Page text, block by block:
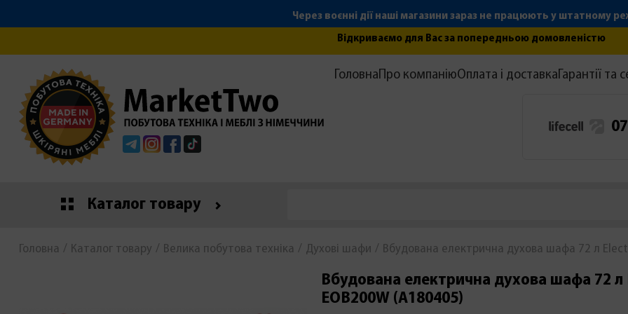
Через воєнні дії наші магазини зараз не працюють у штатному
Відкриваємо для Вас за попередньою домовленістю
TelegramInstagramFacebook
ГоловнаПро компаніюОплата і доставкаГарантії та
Каталог товару
Головна Каталог товару Велика побутова техніка Духові шафи Вбудована електрична духова шафа 72 л
Вбудована електрична духова шафа 72
EOB200W (А180405)